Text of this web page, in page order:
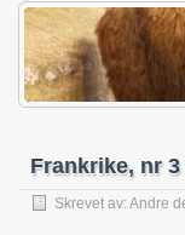
Frankrike, nr
Skrevet av: Andre